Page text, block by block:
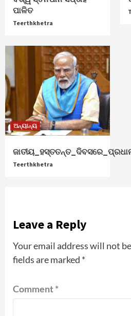
ପାଳିତ
Teerthkhetra
ଅନ୍ୟାନ୍ୟ
Teerthkhetra
Leave a Reply
Your email address will not
fields are marked *
Comment*